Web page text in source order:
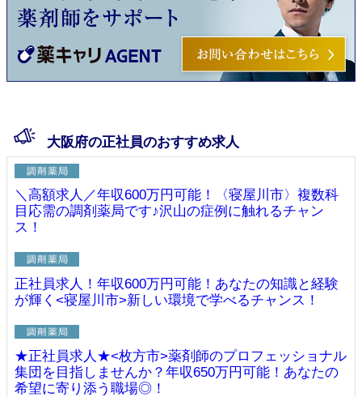
大阪府の正社員のおすすめ求人
＼高額求人／年収600万円可能！〈寝屋川市〉複数科
目応需の調剤薬局です♪沢山の症例に触れるチャン
ス！
正社員求人！年収600万円可能！あなたの知識と経験
が輝く<寝屋川市>新しい環境で学べるチャンス！
★正社員求人★<枚方市>薬剤師のプロフェッショナル
集団を目指しませんか？年収650万円可能！あなたの
希望に寄り添う職場◎！